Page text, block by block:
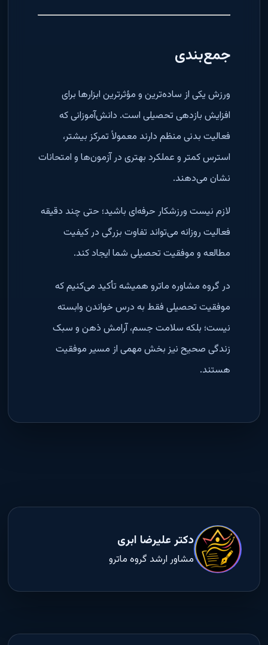
جمع‌بندی
ورزش یکی از ساده‌ترین و مؤثرترین ابزارها برای
افزایش بازدهی تحصیلی است. دانش‌آموزانی که
فعالیت بدنی منظم دارند معمولاً تمرکز بیشتر،
استرس کمتر و عملکرد بهتری در آزمون‌ها و امتحانات
نشان می‌دهند.
لازم نیست ورزشکار حرفه‌ای باشید؛ حتی چند دقیقه
فعالیت روزانه می‌تواند تفاوت بزرگی در کیفیت
مطالعه و موفقیت تحصیلی شما ایجاد کند.
در گروه مشاوره ماترو همیشه تأکید می‌کنیم که
موفقیت تحصیلی فقط به درس خواندن وابسته
نیست؛ بلکه سلامت جسم، آرامش ذهن و سبک
زندگی صحیح نیز بخش مهمی از مسیر موفقیت
هستند.
دکتر علیرضا ابری
مشاور ارشد گروه ماترو